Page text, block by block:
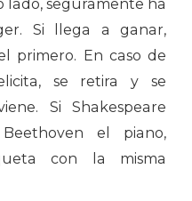
lado, seguramente ha
Si llega a ganar,
primero. En caso de
se retira y se
Si Shakespeare
el piano,
con la misma